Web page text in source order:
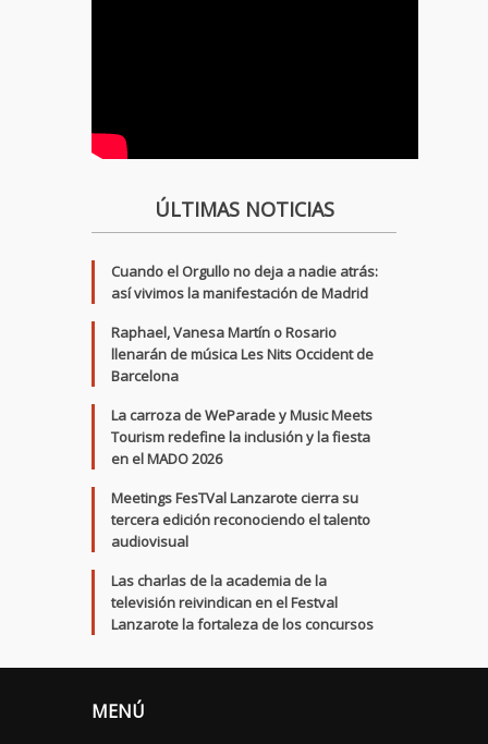
ÚLTIMAS NOTICIAS
Cuando el Orgullo no deja a nadie atrás:
así vivimos la manifestación de Madrid
Raphael, Vanesa Martín o Rosario
llenarán de música Les Nits Occident de
Barcelona
La carroza de WeParade y Music Meets
Tourism redefine la inclusión y la fiesta
en el MADO 2026
Meetings FesTVal Lanzarote cierra su
tercera edición reconociendo el talento
audiovisual
Las charlas de la academia de la
televisión reivindican en el Festval
Lanzarote la fortaleza de los concursos
MENÚ